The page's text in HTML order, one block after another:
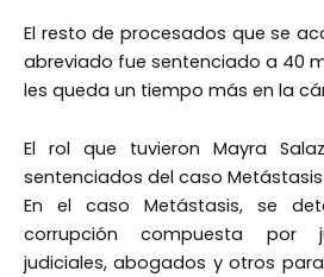
El resto de procesados que se
abreviado fue sentenciado a 40
les queda un tiempo más en la
El rol que tuvieron Mayra
sentenciados del caso
En el caso Metástasis, se
corrupción compuesta por
judiciales, abogados y otros